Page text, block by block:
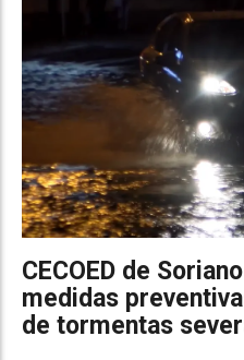
CECOED de
medidas
de tormentas